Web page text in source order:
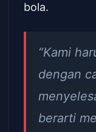
bola.
“Kami
dengan
berarti